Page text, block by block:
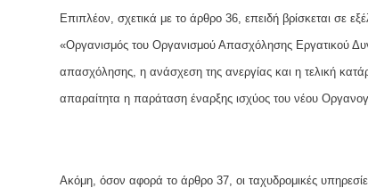
Επιπλέον, σχετικά με το άρθρο 36, επειδή βρίσκεται σε
«Οργανισμός του Οργανισμού Απασχόλησης Εργατικού
απασχόλησης, η ανάσχεση της ανεργίας και η τελική
απαραίτητα η παράταση έναρξης ισχύος του νέου
Ακόμη, όσον αφορά το άρθρο 37, οι ταχυδρομικές